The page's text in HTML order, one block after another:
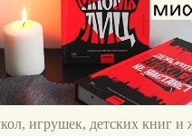
игрушек, детских книг и